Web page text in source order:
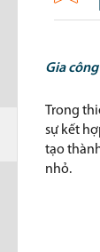
Gia
Trong
sự kết
tạo
nhỏ.